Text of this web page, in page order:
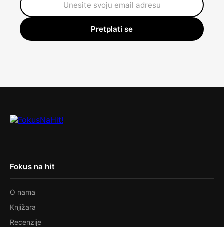
Pretplati se
Fokus na hit
O nama
Knjižara
Recenzije